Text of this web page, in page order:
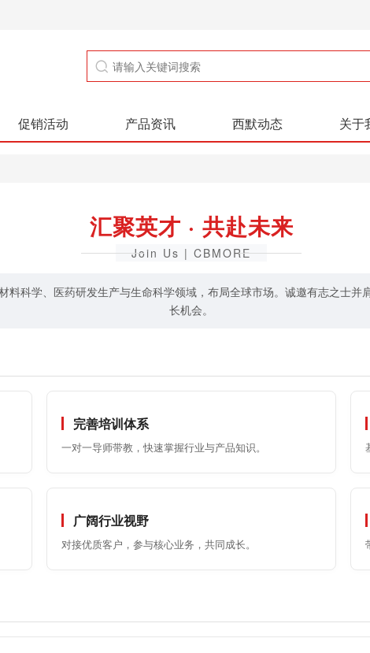
促销活动 产品资讯 西默动态 关于
汇聚英才 · 共赴未来
Join Us | CBMORE
料科学、医药研发生产与生命科学领域，布局全球市场。诚邀有志之士并
长机会。
完善培训体系
一对一导师带教，快速掌握行业与产品知识。
广阔行业视野
对接优质客户，参与核心业务，共同成长。